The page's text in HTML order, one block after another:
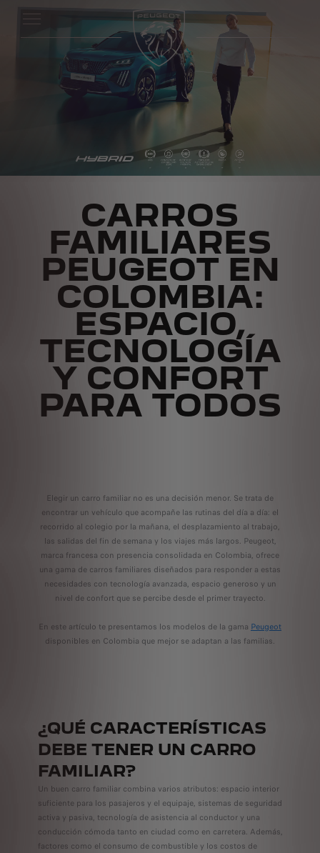
CARROS
FAMILIARES
PEUGEOT EN
COLOMBIA:
ESPACIO,
TECNOLOGÍA
Y CONFORT
PARA TODOS
Elegir un carro familiar no es una decisión menor. Se trata de
encontrar un vehículo que acompañe las rutinas del día a día: el
recorrido al colegio por la mañana, el desplazamiento al trabajo,
las salidas del fin de semana y los viajes más largos. Peugeot,
marca francesa con presencia consolidada en Colombia, ofrece
una gama de carros familiares diseñados para responder a estas
necesidades con tecnología avanzada, espacio generoso y un
nivel de confort que se percibe desde el primer trayecto.
En este artículo te presentamos los modelos de la gama Peugeot
disponibles en Colombia que mejor se adaptan a las familias.
¿QUÉ CARACTERÍSTICAS
DEBE TENER UN CARRO
FAMILIAR?
Un buen carro familiar combina varios atributos: espacio interior
suficiente para los pasajeros y el equipaje, sistemas de seguridad
activa y pasiva, tecnología de asistencia al conductor y una
conducción cómoda tanto en ciudad como en carretera. Además,
factores como el consumo de combustible y los costos de